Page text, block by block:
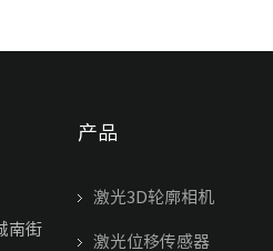
南街
产品
激光3D轮廓相机
激光位移传感器